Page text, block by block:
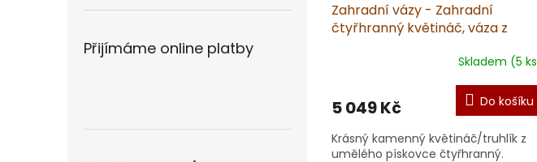
Přijímáme online platby
Zahradní vázy - Zahradní
čtyřhranný květináč, váza z
Skladem (5
5 049 Kč Do košíku
Krásný kamenný květináč/truhlík z
umělého pískovce čtyřhranný.